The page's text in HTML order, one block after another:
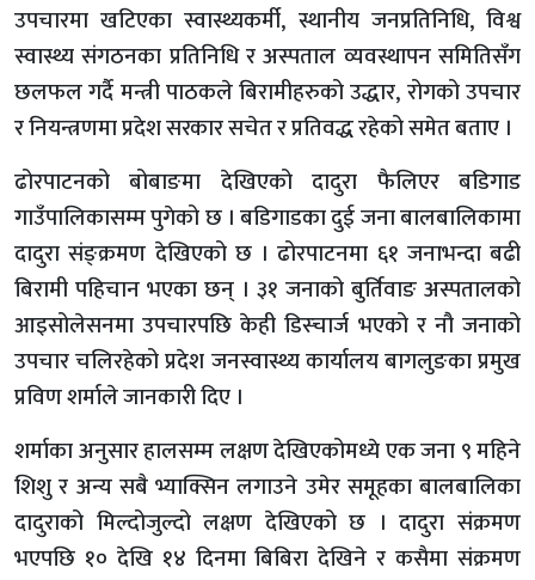
उपचारमा खटिएका स्वास्थ्यकर्मी, स्थानीय जनप्रतिनिधि, विश्व
स्वास्थ्य संगठनका प्रतिनिधि र अस्पताल व्यवस्थापन समितिसँग
छलफल गर्दै मन्त्री पाठकले बिरामीहरुको उद्धार, रोगको उपचार
र नियन्त्रणमा प्रदेश सरकार सचेत र प्रतिवद्ध रहेको समेत बताए ।
ढोरपाटनको बोबाङमा देखिएको दादुरा फैलिएर बडिगाड
गाउँपालिकासम्म पुगेको छ । बडिगाडका दुई जना बालबालिकामा
दादुरा संङ्क्रमण देखिएको छ । ढोरपाटनमा ६१ जनाभन्दा बढी
बिरामी पहिचान भएका छन् । ३१ जनाको बुर्तिवाङ अस्पतालको
आइसोलेसनमा उपचारपछि केही डिस्चार्ज भएको र नौ जनाको
उपचार चलिरहेको प्रदेश जनस्वास्थ्य कार्यालय बागलुङका प्रमुख
प्रविण शर्माले जानकारी दिए ।
शर्माका अनुसार हालसम्म लक्षण देखिएकोमध्ये एक जना ९ महिने
शिशु र अन्य सबै भ्याक्सिन लगाउने उमेर समूहका बालबालिका
दादुराको मिल्दोजुल्दो लक्षण देखिएको छ । दादुरा संक्रमण
भएपछि १० देखि १४ दिनमा बिबिरा देखिने र कसैमा संक्रमण